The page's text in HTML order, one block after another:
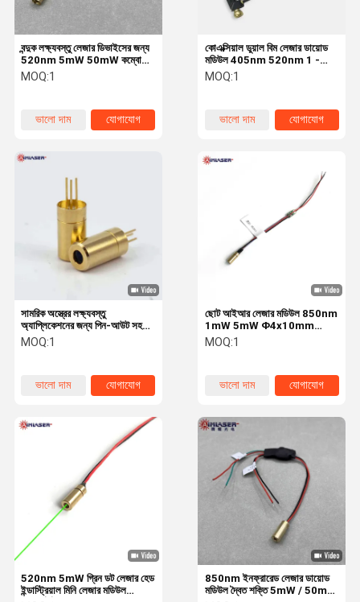
পণ্য
কোএক্সিয়াল ডুয়াল বিম লেজার ডায়োড
মডিউল 405nm 520nm 1 -
5mW নীল এবং সবুজ লেজার
MOQ:1
ভালো দাম যোগাযোগ
বন্দুক লক্ষ্যবস্তু লেজার ডিভাইসের জন্য
520nm 5mW 50mW কম্বো
মিনি লেজার মডিউল
MOQ:1
ভালো দাম যোগাযোগ
ছোট আইআর লেজার মডিউল 850nm
1mW 5mW Φ4x10mm
Φ6x12mm বন্দুক লেজার সাইট এবং
নাইট ভিশনের জন্য
MOQ:1
ভালো দাম যোগাযোগ
সামরিক অস্ত্রের লক্ষ্যবস্তু
অ্যাপ্লিকেশনের জন্য পিন-আউট সহ
কম্প্যাক্ট 850nm 5mW আইআর
লেজার ডায়োড মডিউল
MOQ:1
ভালো দাম যোগাযোগ
850nm ইনফ্রারেড লেজার ডায়োড
মডিউল দ্বৈত শক্তি 5mW / 50mW
520nm 5mW গ্রিন ডট লেজার হেড
ইন্ডাস্ট্রিয়াল মিনি লেজার মডিউল